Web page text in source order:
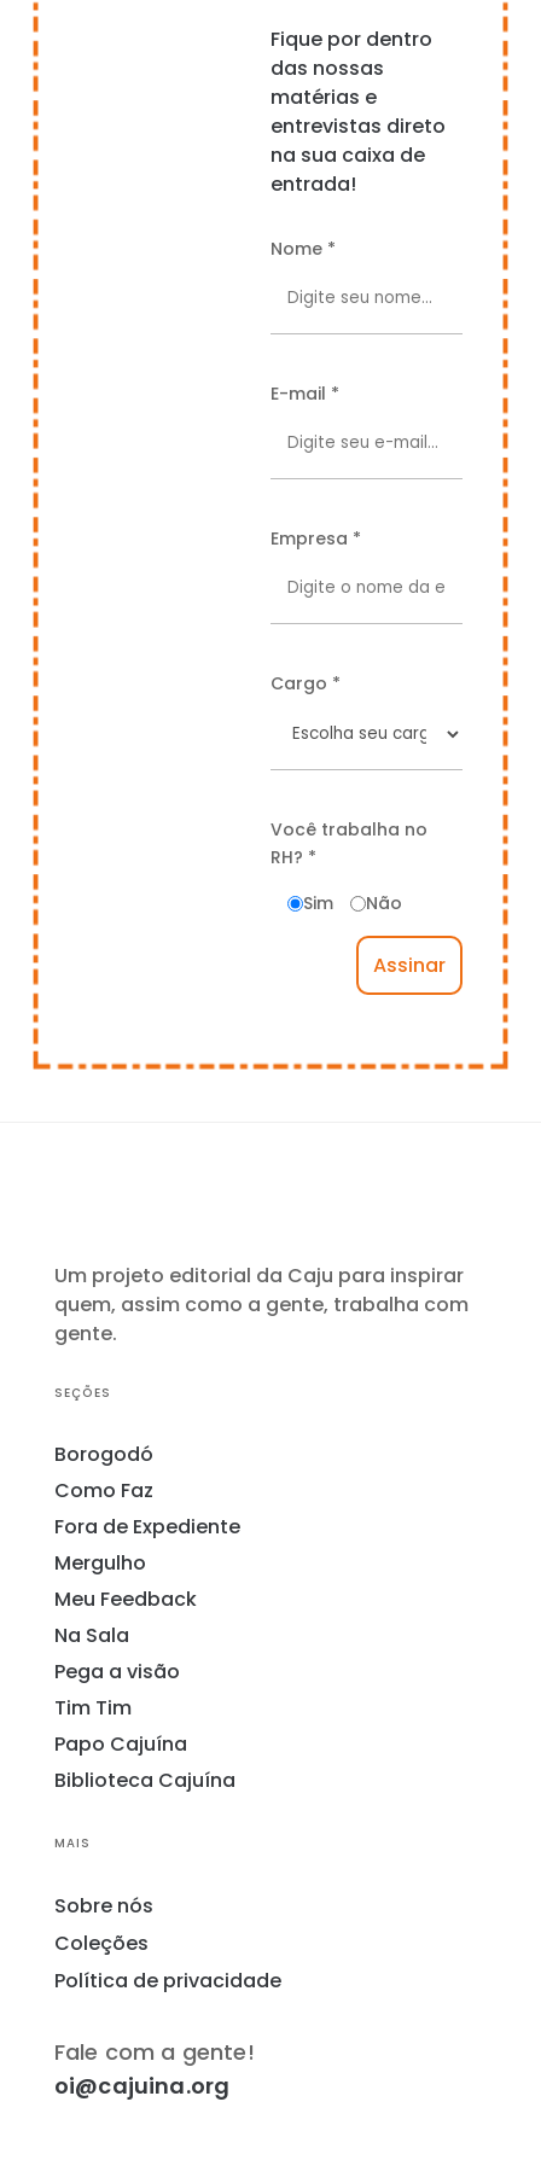
Fique por dentro
das nossas
matérias e
entrevistas direto
na sua caixa de
entrada!
Nome *
E-mail *
Empresa *
Cargo *
Você trabalha no
RH? *
Sim
Não
Um projeto editorial da Caju para inspirar
quem, assim como a gente, trabalha com
gente.
SEÇÕES
Borogodó
Como Faz
Fora de Expediente
Mergulho
Meu Feedback
Na Sala
Pega a visão
Tim Tim
Papo Cajuína
Biblioteca Cajuína
MAIS
Sobre nós
Coleções
Política de privacidade
Fale com a gente!
oi@cajuina.org